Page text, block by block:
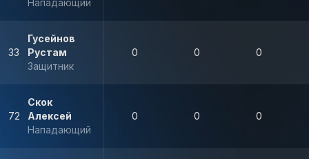
Нападающий
33
Гусейнов
Рустам
Защитник
0 0 0
72
Скок
Алексей
Нападающий
0 0 0